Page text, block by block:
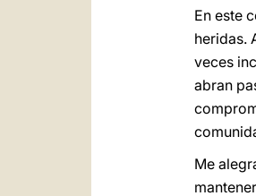
En este
heridas.
veces
abran
Me